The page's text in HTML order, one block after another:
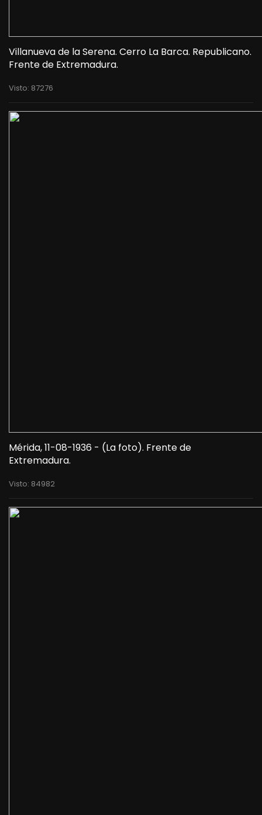
Villanueva de la Serena. Cerro La Barca. Republicano.
Frente de Extremadura.
Visto: 87276
Mérida, 11-08-1936 - (La foto). Frente de
Extremadura.
Visto: 84982